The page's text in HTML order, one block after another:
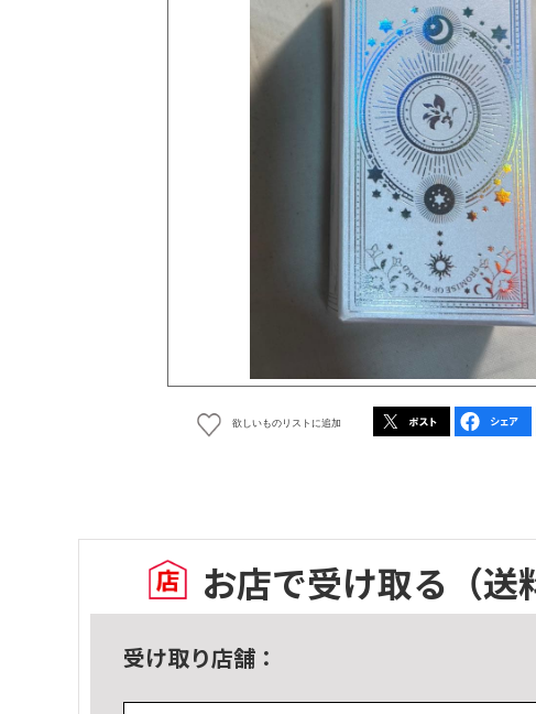
欲しいものリストに追加
お店で受け取る （
受け取り店舗：